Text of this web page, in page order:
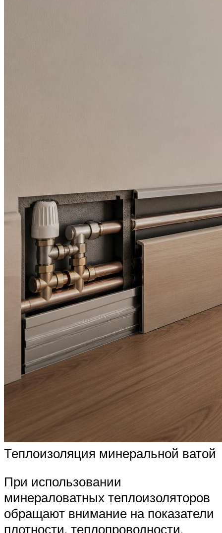
Теплоизоляция минеральной ватой
При использовании
минераловатных теплоизоляторов
обращают внимание на показатели
плотности, теплопроводности,